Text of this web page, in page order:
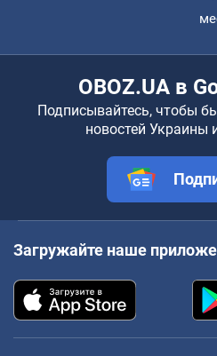
OBOZ.UA в
Подписывайтесь, чтобы
новостей Украины
Загружайте наше